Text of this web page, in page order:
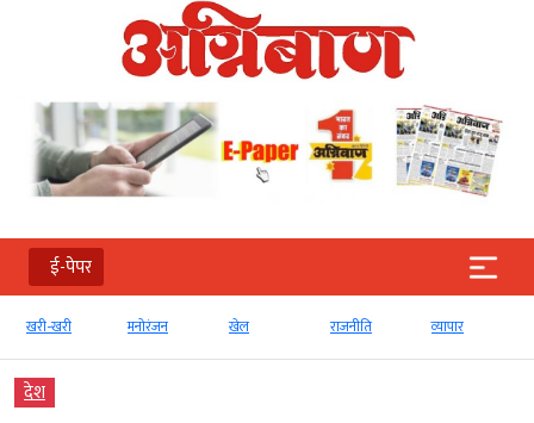
ई-पेपर
खरी
देश